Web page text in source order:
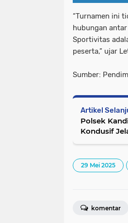
“Turnamen ini
hubungan
Sportivitas
peserta,” ujar
Sumber:
Artikel
Polsek
Kondusif
29 Mei 2025
komentar